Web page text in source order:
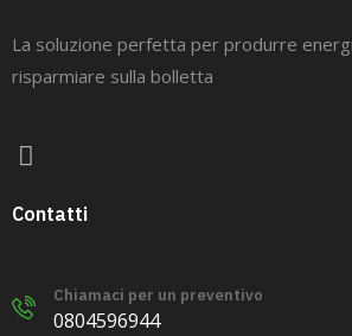
La soluzione perfetta per produrre
risparmiare sulla bolletta
Contatti
Chiamaci per un preventivo
0804596944